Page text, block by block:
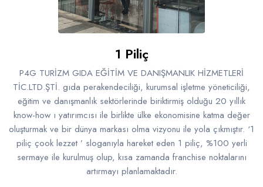
Seyahat - Rent A Car
Tabela - Dijital Baskı
1 Piliç
P4G TURİZM GIDA EĞİTİM VE DANIŞMANLIK HİZMETLERİ
TİC.LTD.ŞTİ. gıda perakendeciliği, kurumsal işletme yöneticiliği,
eğitim ve danışmanlık sektörlerinde biriktirmiş olduğu 20 yıllık
know-how ı yatırımcısı ile birlikte ülke ekonomisine katma değer
oluşturmak ve bir dünya markası olma vizyonu ile yola çıkmıştır. ‘1
piliç çook lezzet ’ sloganıyla hareket eden 1 piliç, %100 yerli
sermaye ile kurulmuş olup, kısa zamanda franchise noktalarını
artırmayı planlamaktadır.